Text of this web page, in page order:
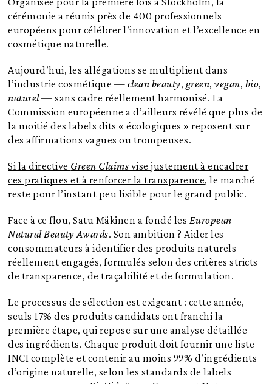
cérémonie a réunis près de 400 professionnels
européens pour célébrer l’innovation et l’excellence en
cosmétique naturelle.
Aujourd’hui, les allégations se multiplient dans
l’industrie cosmétique — clean beauty, green,vegan, bio,
naturel— sans cadre réellement harmonisé. La
Commission européenne a d’ailleurs révélé que plus de
la moitié des labels dits « écologiques » reposent sur
des affirmations vagues ou trompeuses.
Si la directive Green Claims vise justement à encadrer
ces pratiques et à renforcer la transparence, le marché
reste pour l’instant peu lisible pour le grand public.
Face à ce flou, Satu Mäkinen a fondé les European
Natural Beauty Awards. Son ambition ? Aider les
consommateurs à identifier des produits naturels
réellement engagés, formulés selon des critères stricts
de transparence, de traçabilité et de formulation.
Le processus de sélection est exigeant : cette année,
seuls 17% des produits candidats ont franchi la
première étape, qui repose sur une analyse détaillée
des ingrédients. Chaque produit doit fournir une liste
INCI complète et contenir au moins 99% d’ingrédients
d’origine naturelle, selon les standards de labels